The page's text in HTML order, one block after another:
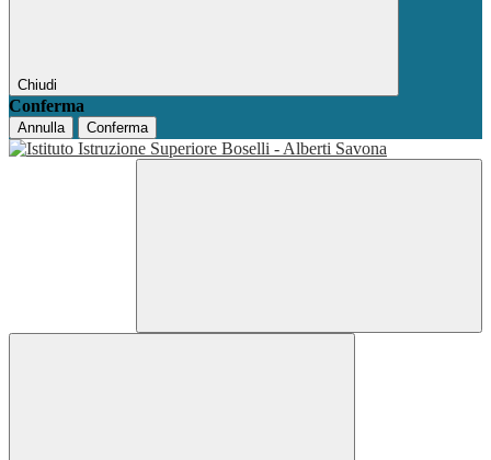
Chiudi
Conferma
Annulla Conferma